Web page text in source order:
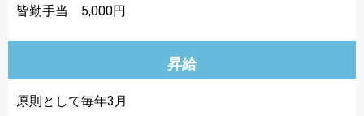
皆勤手当 5,000円
昇給
原則として毎年3月